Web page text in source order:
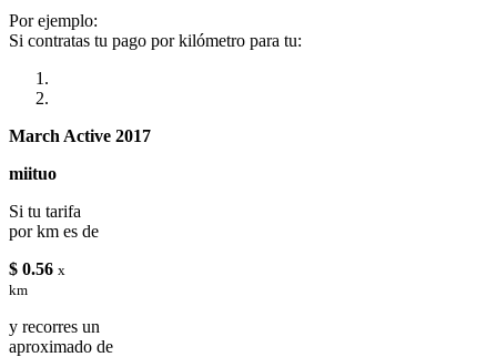
Por ejemplo:
Si contratas tu pago por kilómetro para tu:
March Active 2017
miituo
Si tu tarifa
por km es de
$ 0.56 x
km
y recorres un
aproximado de